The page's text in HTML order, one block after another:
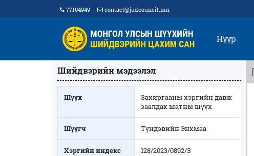
77104949 contact@judcouncil.mn
Нүүр
Шийдвэрийн мэдээлэл
Шүүх
Захиргааны хэргийн давж
заалдах шатны шүүх
Шүүгч Түндэвийн Энхмаа
Хэргийн индекс 128/2023/0892/З